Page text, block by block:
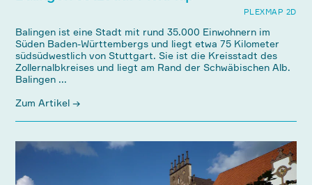
PLEXMAP 2D
Balingen ist eine Stadt mit rund 35.000 Einwohnern im
Süden Baden-Württembergs und liegt etwa 75 Kilometer
südsüdwestlich von Stuttgart. Sie ist die Kreisstadt des
Zollernalbkreises und liegt am Rand der Schwäbischen Alb.
Balingen ...
Zum Artikel →